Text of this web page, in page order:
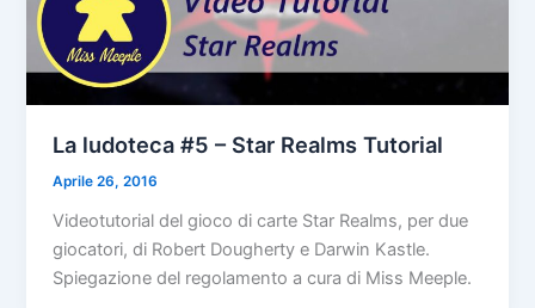
La ludoteca #5 – Star Realms Tutorial
Aprile 26, 2016
Videotutorial del gioco di carte Star Realms, per due
giocatori, di Robert Dougherty e Darwin Kastle.
Spiegazione del regolamento a cura di Miss Meeple.